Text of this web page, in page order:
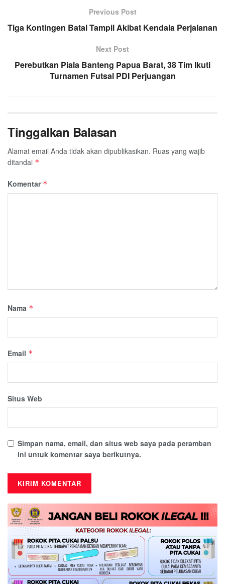
Previous Post
Tiga Kontingen Batal Tampil Akibat Kendala Perjalanan
Next Post
Perebutkan Piala Banteng Papua Barat, 38 Tim Ikuti
Turnamen Futsal PDI Perjuangan
Tinggalkan Balasan
Alamat email Anda tidak akan dipublikasikan. Ruas yang wajib
ditandai *
Komentar *
Nama *
Email *
Situs Web
Simpan nama, email, dan situs web saya pada peramban
ini untuk komentar saya berikutnya.